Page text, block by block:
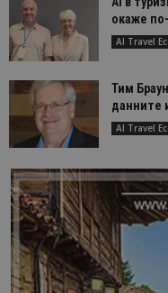
окаже
AI Travel
Тим
данните
AI Travel